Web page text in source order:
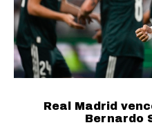
Real Madrid
Bernardo